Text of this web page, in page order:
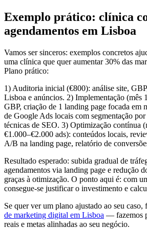
Exemplo prático: clínica
agendamentos em Lisboa
Vamos ser sinceros: exemplos concretos
uma clínica que quer aumentar 30% das
Plano prático:
1) Auditoria inicial (€800): análise site,
Lisboa e anúncios. 2) Implementação (mês
GBP, criação de 1 landing page focada em
de Google Ads locais com segmentação
técnicas de SEO. 3) Optimização contínua
€1.000–€2.000 ads): conteúdos locais,
A/B na landing page, relatório de
Resultado esperado: subida gradual de
agendamentos via landing page e redução
graças à otimização. O ponto aqui é: com
consegue-se justificar o investimento e
Se quer ver um plano ajustado ao seu caso,
de marketing digital em Lisboa — fazemos
reais e metas alinhadas ao seu negócio.